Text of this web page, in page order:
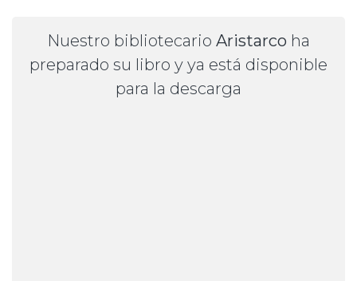
Nuestro bibliotecario Aristarco ha
preparado su libro y ya está disponible
para la descarga